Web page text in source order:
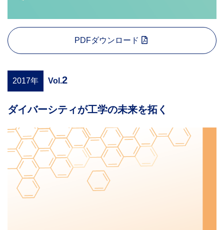
PDFダウンロード
2017年 Vol.2
ダイバーシティが工学の未来を拓く